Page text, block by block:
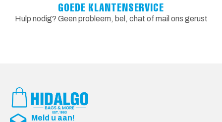
GOEDE KLANTENSERVICE
Hulp nodig? Geen probleem, bel, chat of mail ons gerust
Meld u aan!